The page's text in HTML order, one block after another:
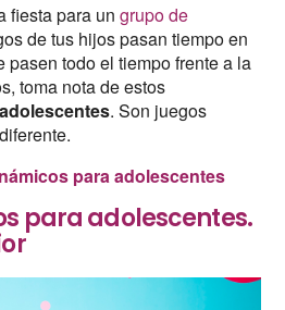
fiesta para un grupo de
de tus hijos pasan tiempo en
pasen todo el tiempo frente a la
toma nota de estos
. Son juegos
para adolescentes
para adolescentes.